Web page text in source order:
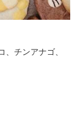
チンアナゴ、